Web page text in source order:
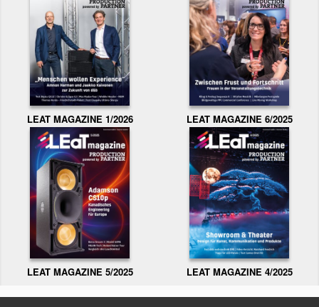
LEAT MAGAZINE 1/2026 LEAT MAGAZINE 6/2025
LEAT MAGAZINE 5/2025 LEAT MAGAZINE 4/2025